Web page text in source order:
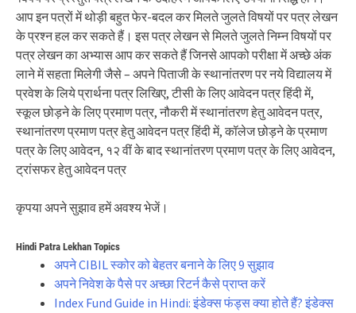
आप इन पत्रों में थोड़ी बहुत फेर-बदल कर मिलते जुलते विषयों पर पत्र लेखन
के प्रश्न हल कर सकते हैं। इस पत्र लेखन से मिलते जुलते निम्न विषयों पर
पत्र लेखन का अभ्यास आप कर सकते हैं जिनसे आपको परीक्षा में अच्छे अंक
लाने में सहता मिलेगी जैसे – अपने पिताजी के स्थानांतरण पर नये विद्यालय में
प्रवेश के लिये प्रार्थना पत्र लिखिए, टीसी के लिए आवेदन पत्र हिंदी में,
स्कूल छोड़ने के लिए प्रमाण पत्र, नौकरी में स्थानांतरण हेतु आवेदन पत्र,
स्थानांतरण प्रमाण पत्र हेतु आवेदन पत्र हिंदी में, कॉलेज छोड़ने के प्रमाण
पत्र के लिए आवेदन, १२ वीं के बाद स्थानांतरण प्रमाण पत्र के लिए आवेदन,
ट्रांसफर हेतु आवेदन पत्र
कृपया अपने सुझाव हमें अवश्य भेजें।
Hindi Patra Lekhan Topics
अपने CIBIL स्कोर को बेहतर बनाने के लिए 9 सुझाव
अपने निवेश के पैसे पर अच्छा रिटर्न कैसे प्राप्त करें
Index Fund Guide in Hindi: इंडेक्स फंड्स क्या होते हैं? इंडेक्स